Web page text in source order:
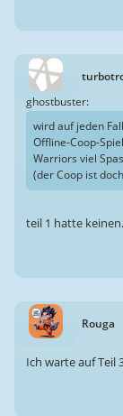
ghostbuster:
wird auf jeden
Offline-Coop-
Warriors viel
(der Coop ist
teil 1 hatte
Rouga
Ich warte auf Teil